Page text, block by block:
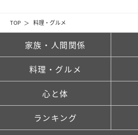
TOP 料理・グルメ
家族・人間関係
料理・グルメ
心と体
ランキング